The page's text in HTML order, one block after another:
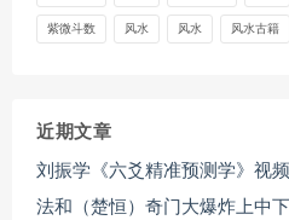
紫微斗数 风水 风水 风水古籍
近期文章
刘振学《六爻精准预测学》视
法和（楚恒）奇门大爆炸上中